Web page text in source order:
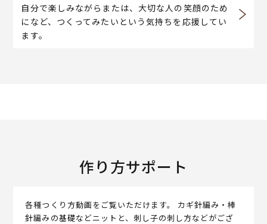
自分で楽しみながらまたは、大切な人の笑顔のため
になど、つくってみたいという気持ちを応援してい
ます。
作り方サポート
各種つくり方動画をご覧いただけます。 カギ針編み・棒
針編みの基礎などニットと、刺し子の刺し方などがござ